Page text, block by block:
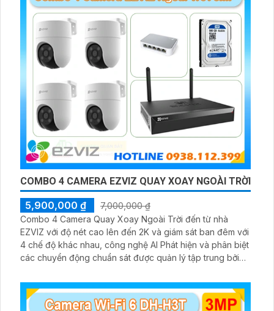
COMBO 4 CAMERA EZVIZ QUAY XOAY NGOÀI TRỜI
5,900,000 ₫
7,000,000 ₫
Combo 4 Camera Quay Xoay Ngoài Trời đến từ nhà
EZVIZ với độ nét cao lên đến 2K và giám sát ban đêm với
4 chế độ khác nhau, công nghệ AI Phát hiện và phân biệt
các chuyển động chuẩn sát được quản lý tập trung bởi